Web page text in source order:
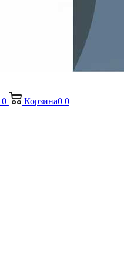
0 Корзина0 0